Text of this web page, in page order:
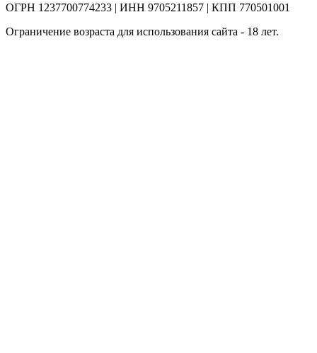
ОГРН 1237700774233 | ИНН 9705211857 | КПП 770501001
Ограничение возраста для использования сайта - 18 лет.